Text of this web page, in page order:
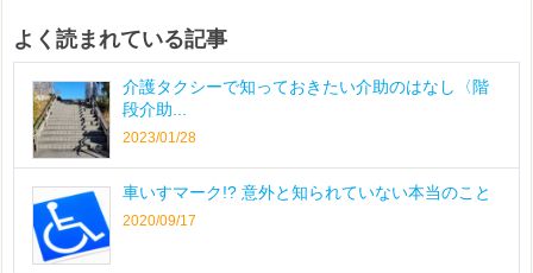
よく読まれている記事
介護タクシーで知っておきたい介助のはなし〈階
段介助...
2023/01/28
車いすマーク!? 意外と知られていない本当のこと
2020/09/17